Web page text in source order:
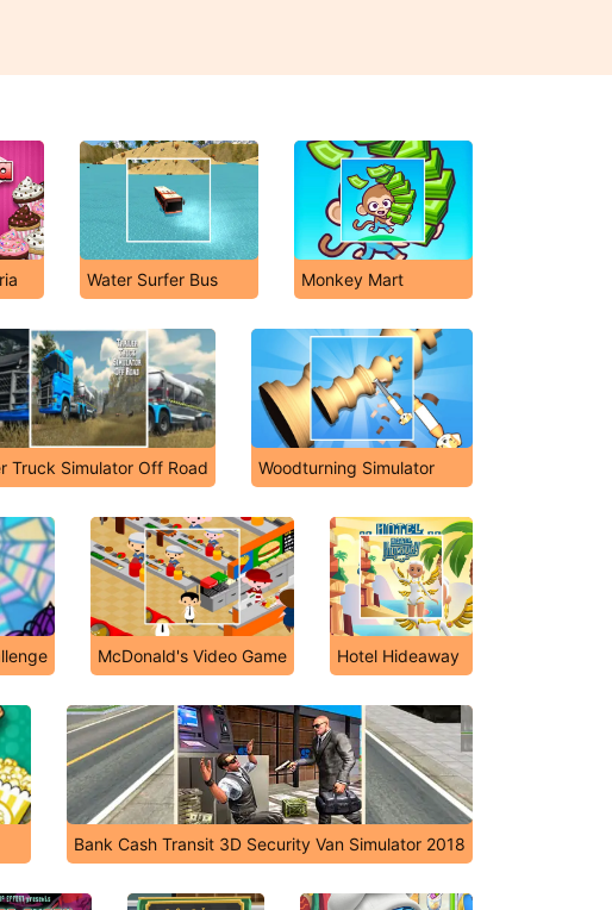
Water Surfer Bus Monkey Mart
Truck Simulator Off Road Woodturning Simulator
McDonald's Video Game Hotel Hideaway
Bank Cash Transit 3D Security Van Simulator 2018